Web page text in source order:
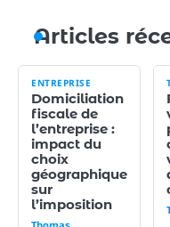
Articles
ENTREPRISE
Domiciliation
fiscale de
l’entreprise :
impact du
choix
géographique
sur
l’imposition